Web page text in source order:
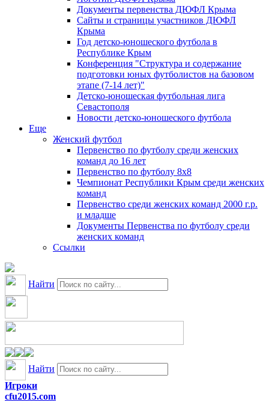
Документы первенства ДЮФЛ Крыма
Сайты и страницы участников ДЮФЛ
Крыма
Год детско-юношеского футбола в
Республике Крым
Конференция "Структура и содержание
подготовки юных футболистов на базовом
этапе (7-14 лет)"
Детско-юношеская футбольная лига
Севастополя
Новости детско-юношеского футбола
Еще
Женский футбол
Первенство по футболу среди женских
команд до 16 лет
Первенство по футболу 8х8
Чемпионат Республики Крым среди женских
команд
Первенство среди женских команд 2000 г.р.
и младше
Документы Первенства по футболу среди
женских команд
Ссылки
Найти
Найти
Игроки
cfu2015.com